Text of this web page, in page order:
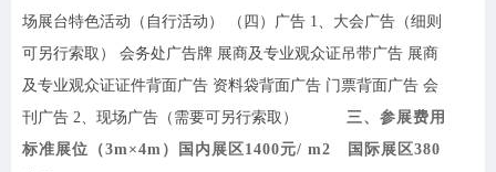
场展台特色活动（自行活动）
（四）广告 1、大会广告（细则
可另行索取） 会务处广告牌 展商及专业观众证吊带广告 展商
及专业观众证证件背面广告 资料袋背面广告 门票背面广告 会
刊广告 2、现场广告（需要可另行索取）
三、参展费用
标准展位（3m×4m）国内展区1400元/ m2 国际展区380